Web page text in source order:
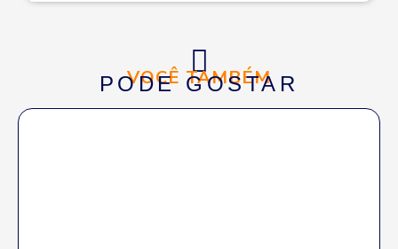
VOCÊ TAMBÉM
PODE GOSTAR